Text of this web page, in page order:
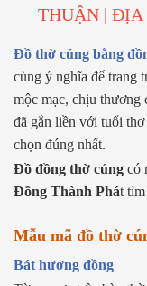
THUẬN | ĐỊA
Đồ thờ cúng bằng
cùng ý nghĩa để trang
mộc mạc, chịu thương
đã gắn liền với tuổi
chọn đúng nhất.
Đồ đồng thờ cúng có
Đồng Thành Phát tìm
Mẫu mã đồ thờ
Bát hương đồng